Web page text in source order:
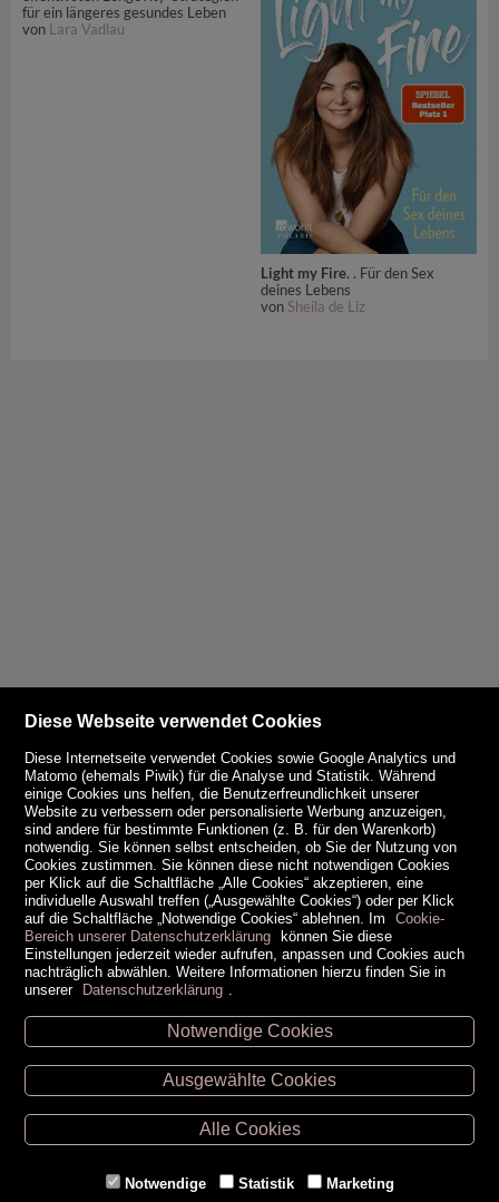
für ein längeres gesundes Leben
von Lara Vadlau
Light my Fire. . Für den Sex
deines Lebens
von Sheila de Liz
Unsere Öffnungszeiten
Retz -02942/20433
Hollabrunn -02952/30057
Eggenburg -02984/3836
Gmünd -
Diese Webseite verwendet Cookies
Diese Internetseite verwendet Cookies sowie Google Analytics und
Matomo (ehemals Piwik) für die Analyse und Statistik. Während
einige Cookies uns helfen, die Benutzerfreundlichkeit unserer
Website zu verbessern oder personalisierte Werbung anzuzeigen,
sind andere für bestimmte Funktionen (z. B. für den Warenkorb)
notwendig. Sie können selbst entscheiden, ob Sie der Nutzung von
Cookies zustimmen. Sie können diese nicht notwendigen Cookies
per Klick auf die Schaltfläche „Alle Cookies“ akzeptieren, eine
individuelle Auswahl treffen („Ausgewählte Cookies“) oder per Klick
auf die Schaltfläche „Notwendige Cookies“ ablehnen. Im
Cookie-
Bereich unserer Datenschutzerklärung können Sie diese
Einstellungen jederzeit wieder aufrufen, anpassen und Cookies auch
nachträglich abwählen. Weitere Informationen hierzu finden Sie in
unserer Datenschutzerklärung
Notwendige Cookies
Ausgewählte Cookies
Alle Cookies
Notwendige Statistik Marketing